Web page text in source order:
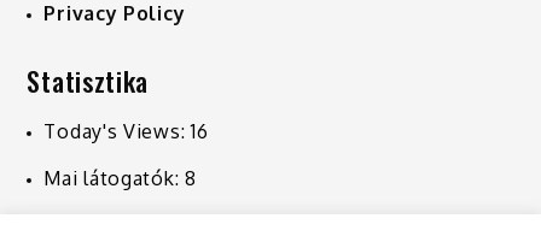
Privacy Policy
Statisztika
Today's Views:16
Mai látogatók: 8